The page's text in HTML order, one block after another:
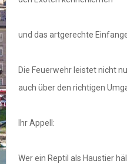
und das artgerechte
Die Feuerwehr leistet nicht
auch über den richtigen
Ihr Appell:
Wer ein Reptil als Haustier